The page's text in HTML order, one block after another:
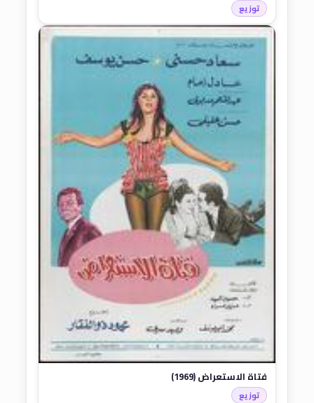
توزيع
فتاة الاستعراض (1969)
توزيع